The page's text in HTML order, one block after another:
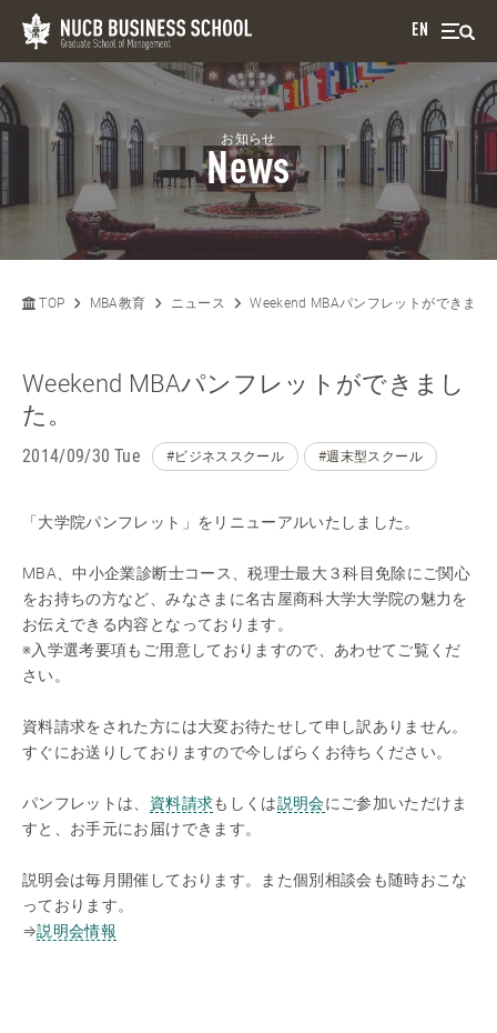
EN
お知らせ
News
TOP MBA教育 ニュース Weekend MBAパンフレットができまし
Weekend MBAパンフレットができまし
た。
2014/09/30 Tue #ビジネススクール #週末型スクール
「大学院パンフレット」をリニューアルいたしました。
MBA、中小企業診断士コース、税理士最大３科目免除にご関心
をお持ちの方など、みなさまに名古屋商科大学大学院の魅力を
お伝えできる内容となっております。
※入学選考要項もご用意しておりますので、あわせてご覧くだ
さい。
資料請求をされた方には大変お待たせして申し訳ありません。
すぐにお送りしておりますので今しばらくお待ちください。
パンフレットは、 資料請求もしくは説明会にご参加いただけま
すと、お手元にお届けできます。
説明会は毎月開催しております。また個別相談会も随時おこな
っております。
⇒説明会情報